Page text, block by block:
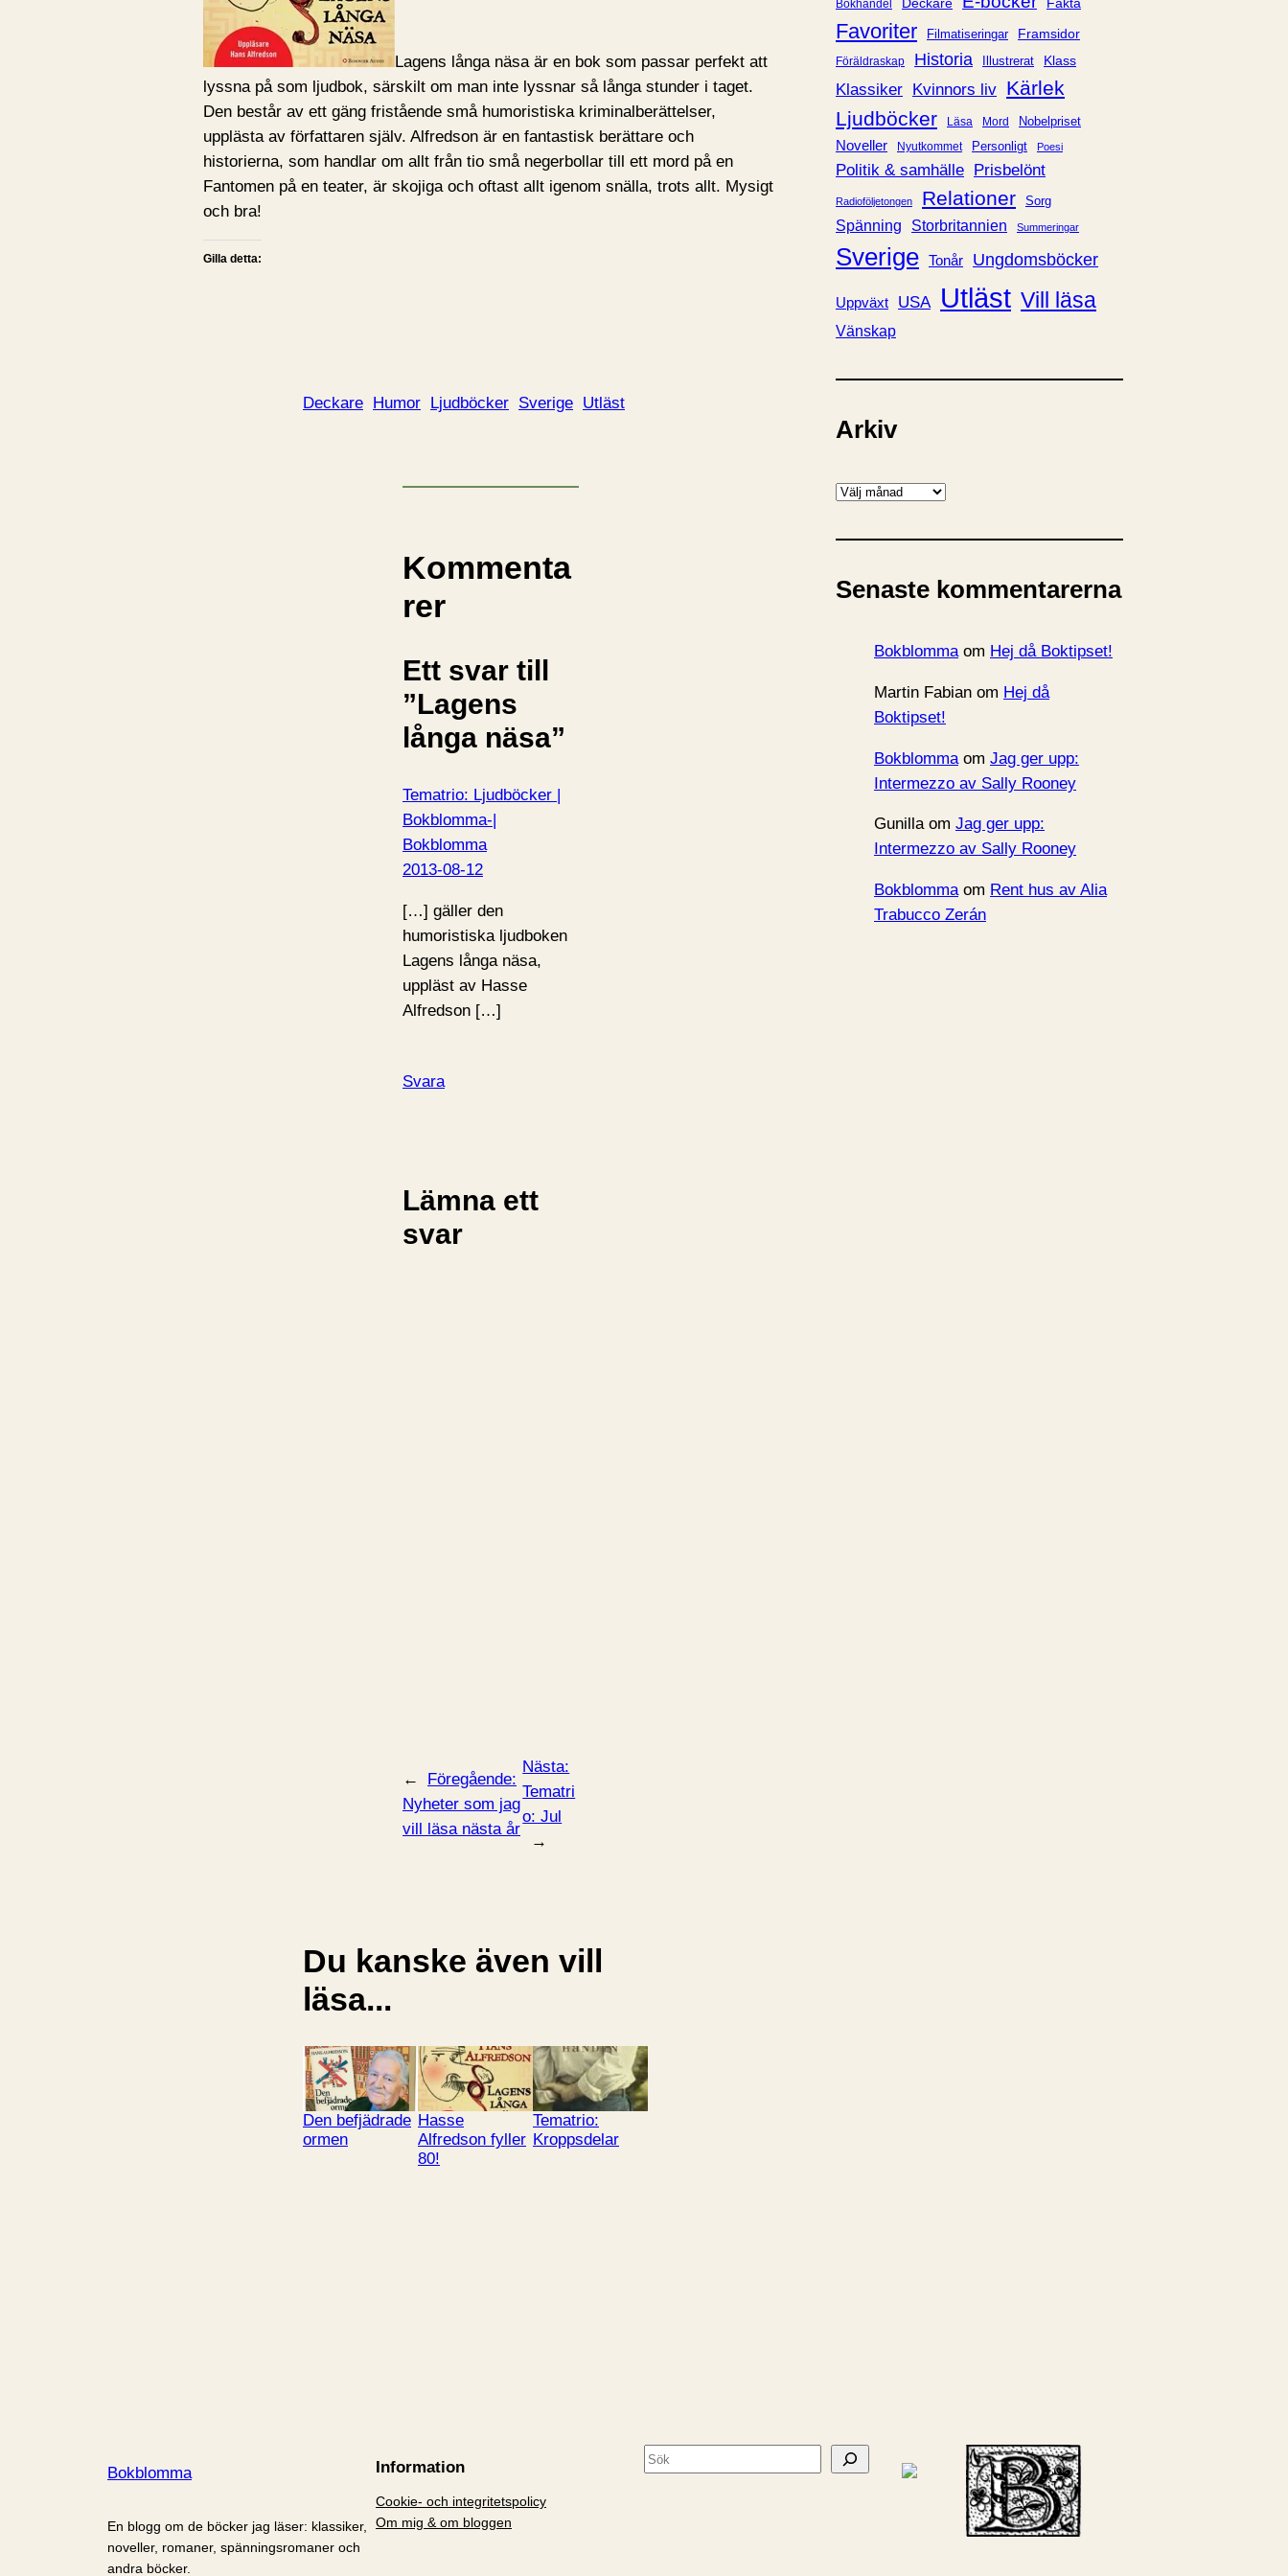
Lagens långa näsa är en bok som passar perfekt att
lyssna på som ljudbok, särskilt om man inte lyssnar så långa stunder i taget.
Den består av ett gäng fristående små humoristiska kriminalberättelser,
upplästa av författaren själv. Alfredson är en fantastisk berättare och
historierna, som handlar om allt från tio små negerbollar till ett mord på en
Fantomen på en teater, är skojiga och oftast allt igenom snälla, trots allt. Mysigt
och bra!
Gilla detta:
Deckare Humor Ljudböcker Sverige Utläst
Kommenta
rer
Ett svar till
”Lagens
långa näsa”
Tematrio: Ljudböcker |
Bokblomma-|
Bokblomma
2013-08-12
[…] gäller den
humoristiska ljudboken
Lagens långa näsa,
uppläst av Hasse
Alfredson […]
Svara
Lämna ett
svar
←
Föregående:
Nyheter som jag
vill läsa nästa år
Nästa:
Tematri
o: Jul
→
Du kanske även vill
läsa...
Den befjädrade
ormen
Hasse
Alfredson fyller
80!
Tematrio:
Kroppsdelar
e
r
Bokhandel
Favoriter Filmatiseringar Framsidor
Föräldraskap Historia Illustrerat Klass
Klassiker Kvinnors liv Kärlek
Ljudböcker
Läsa Mord Nobelpriset
Noveller Nyutkommet Personligt Poesi
Politik & samhälle Prisbelönt
Radioföljetongen Relationer Sorg
Spänning Storbritannien Summeringar
Sverige Tonår Ungdomsböcker
Uppväxt USA Utläst Vill läsa
Vänskap
Arkiv
A
k
v
Senaste kommentarerna
Bokblommaom Hej då Boktipset!
Martin Fabian om Hej då
Boktipset!
Bokblomma om Jag ger upp:
Intermezzo av Sally Rooney
Gunillaom Jag ger upp:
Intermezzo av Sally Rooney
Bokblommaom Rent hus av Alia
Trabucco Zerán
Bokblomma
En blogg om de böcker jag läser: klassiker,
noveller, romaner, spänningsromaner och
andra böcker.
Information
Cookie- och integritetspolicy
Om mig & om bloggen
S